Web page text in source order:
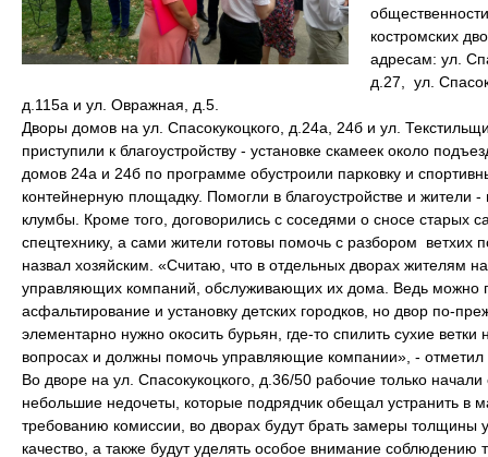
костромских
адресам: ул.
д.27, ул.
д.115а и ул. Овражная, д.5.
Дворы домов на ул. Спасокукоцкого, д.24а, 24б и ул.
приступили к благоустройству - установке скамеек около
домов 24а и 24б по программе обустроили парковку и
контейнерную площадку. Помогли в благоустройстве и
клумбы. Кроме того, договорились с соседями о сносе старых
спецтехнику, а сами жители готовы помочь с разбором ветхих
назвал хозяйским. «Считаю, что в отдельных дворах жителям
управляющих компаний, обслуживающих их дома. Ведь можно
асфальтирование и установку детских городков, но двор по-
элементарно нужно окосить бурьян, где-то спилить сухие
вопросах и должны помочь управляющие компании», - отметил
Во дворе на ул. Спасокукоцкого, д.36/50 рабочие только
небольшие недочеты, которые подрядчик обещал устранить в
требованию комиссии, во дворах будут брать замеры толщины
качество, а также будут уделять особое внимание соблюдению